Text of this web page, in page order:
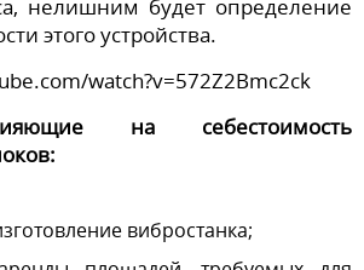
нелишним будет определение
этого устройства.
watch?v=572Z2Bmc2ck
на себестоимость
вибростанка;